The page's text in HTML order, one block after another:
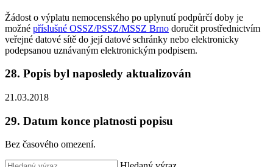
Žádost o výplatu nemocenského po uplynutí podpůrčí doby je
možné příslušné OSSZ/PSSZ/MSSZ Brno doručit prostřednictvím
veřejné datové sítě do její datové schránky nebo elektronicky
podepsanou uznávaným elektronickým podpisem.
28. Popis byl naposledy aktualizován
21.03.2018
29. Datum konce platnosti popisu
Bez časového omezení.